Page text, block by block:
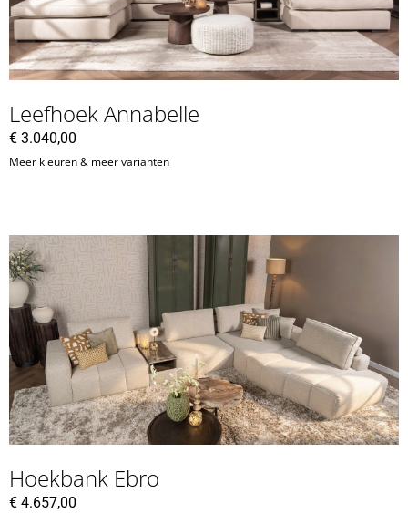
Leefhoek Annabelle
€ 3.040,00
Meer kleuren & meer varianten
Hoekbank Ebro
€ 4.657,00